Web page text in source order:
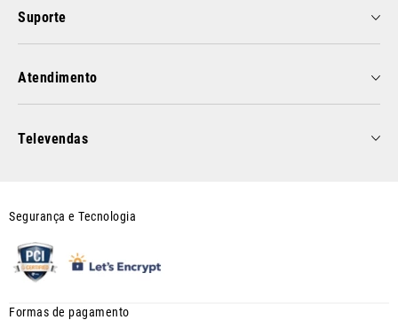
Suporte
Atendimento
Televendas
Segurança e Tecnologia
Formas de pagamento